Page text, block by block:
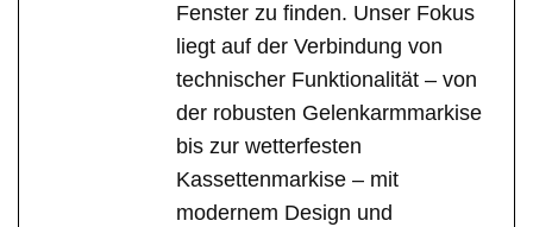
Fenster zu finden. Unser Fokus
liegt auf der Verbindung von
technischer Funktionalität – von
der robusten Gelenkarmmarkise
bis zur wetterfesten
Kassettenmarkise – mit
modernem Design und